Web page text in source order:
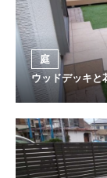
庭
ウッドデッキと